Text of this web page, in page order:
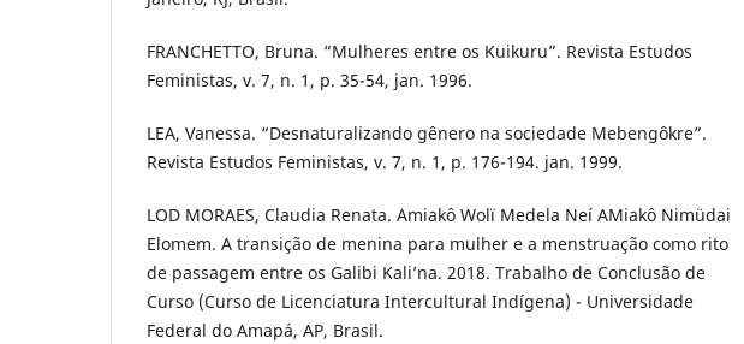
FRANCHETTO, Bruna. “Mulheres entre os Kuikuru”. Revista Estudos
Feministas, v. 7, n. 1, p. 35-54, jan. 1996.
LEA, Vanessa. “Desnaturalizando gênero na sociedade Mebengôkre”.
Revista Estudos Feministas, v. 7, n. 1, p. 176-194. jan. 1999.
LOD MORAES, Claudia Renata. Amiakô Wolï Medela Neí AMiakô Nimüdai
Elomem. A transição de menina para mulher e a menstruação como rito
de passagem entre os Galibi Kali’na. 2018. Trabalho de Conclusão de
Curso (Curso de Licenciatura Intercultural Indígena) - Universidade
Federal do Amapá, AP, Brasil.